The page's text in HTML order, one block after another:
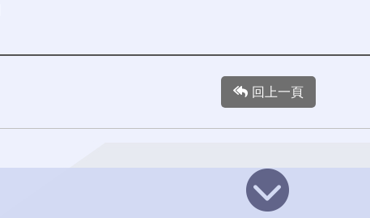
回上一頁